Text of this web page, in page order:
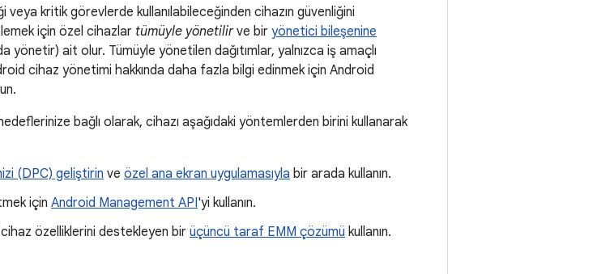
kritik görevlerde kullanılabileceğinden cihazın güvenliğini
için özel cihazlar tümüyle yönetilirve bir yönetici bileşenine
yönetir) ait olur. Tümüyle yönetilen dağıtımlar, yalnızca iş amaçlı
cihaz yönetimi hakkında daha fazla bilgi edinmek için Android
bağlı olarak, cihazı aşağıdaki yöntemlerden birini kullanarak
(DPC) geliştirin ve özel ana ekran uygulamasıyla bir arada kullanın.
için Android Management API'yi kullanın.
özelliklerini destekleyen birüçüncü taraf EMM çözümü kullanın.